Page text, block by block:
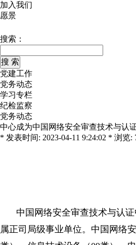
加入我们
愿景
搜索：
党建工作
党务动态
学习专栏
纪检监察
党务动态
中心成为中国网络安全审查技术与认
* 发表时间: 2023-04-11 9:24:02 * 浏览:
中国网络安全审查技术与认
属正司局级事业单位。中国网络